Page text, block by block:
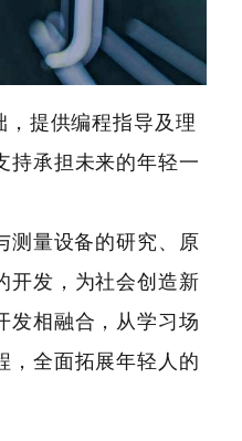
提供编程指导及理
持承担未来的年轻一
测量设备的研究、原
开发，为社会创造新
发相融合，从学习场
，全面拓展年轻人的